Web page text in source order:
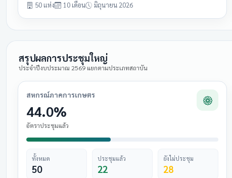
50 แห่ง 10 เดือน มิถุนายน 2026
สรุปผลการประชุมใหญ่
ประจำปีงบประมาณ 2569 แยกตามประเภทสถาบัน
สหกรณ์ภาคการเกษตร
44.0%
อัตราประชุมแล้ว
ทั้งหมด
50
ประชุมแล้ว
22
ยังไม่ประชุม
28